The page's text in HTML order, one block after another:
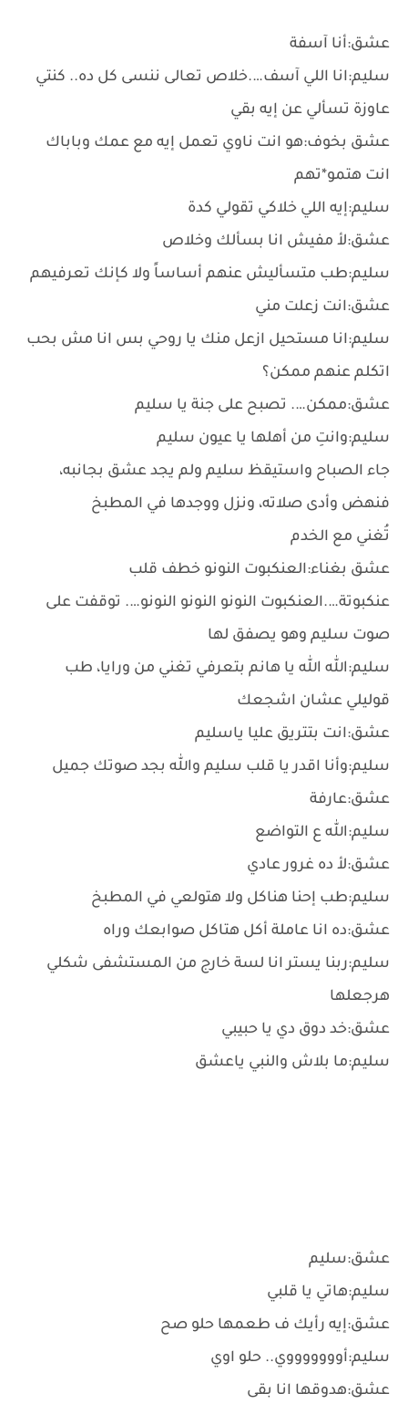
عشق:أنا آسفة
سليم:انا اللي آسف….خلاص تعالى ننسى كل ده.. كنتي
عاوزة تسألي عن إيه بقي
عشق بخوف:هو انت ناوي تعمل إيه مع عمك وباباك
انت هتمو*تهم
سليم:إيه اللي خلاكي تقولي كدة
عشق:لأ مفيش انا بسألك وخلاص
سليم:طب متسأليش عنهم أساساً ولا كإنك تعرفيهم
عشق:انت زعلت مني
سليم:انا مستحيل ازعل منك يا روحي بس انا مش بحب
اتكلم عنهم ممكن؟
عشق:ممكن…. تصبح على جنة يا سليم
سليم:وانتِ من أهلها يا عيون سليم
جاء الصباح واستيقظ سليم ولم يجد عشق بجانبه،
فنهض وأدى صلاته، ونزل ووجدها في المطبخ
تُغني مع الخدم
عشق بغناء:العنكبوت النونو خطف قلب
عنكبوتة….العنكبوت النونو النونو النونو…. توقفت على
صوت سليم وهو يصفق لها
سليم:الله الله يا هانم بتعرفي تغني من ورايا، طب
قوليلي عشان اشجعك
عشق:انت بتتريق عليا ياسليم
سليم:وأنا اقدر يا قلب سليم والله بجد صوتك جميل
عشق:عارفة
سليم:الله ع التواضع
عشق:لأ ده غرور عادي
سليم:طب إحنا هناكل ولا هتولعي في المطبخ
عشق:ده انا عاملة أكل هتاكل صوابعك وراه
سليم:ربنا يستر انا لسة خارج من المستشفى شكلي
هرجعلها
عشق:خد دوق دي يا حبيبي
سليم:ما بلاش والنبي ياعشق
عشق:سليم
سليم:هاتي يا قلبي
عشق:إيه رأيك ف طعمها حلو صح
سليم:أوووووووي.. حلو اوي
عشق:هدوقها انا بقى